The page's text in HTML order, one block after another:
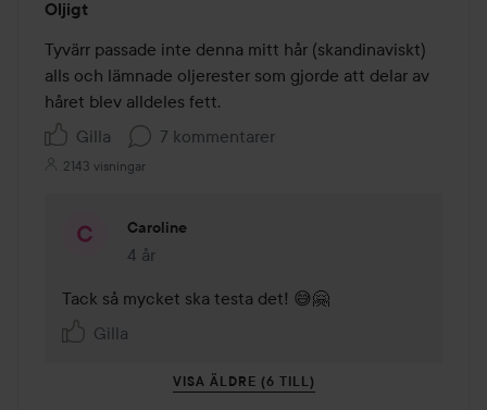
1
av
5
Oljigt
Tyvärr passade inte denna mitt hår (skandinaviskt)
alls och lämnade oljerester som gjorde att delar av
håret blev alldeles fett.
Gilla
7 kommentarer
2143 visningar
Caroline
4 år
Kommentaren lades 4 år
Tack så mycket ska testa det! 😅🤗
Gilla
VISA ÄLDRE (6 TILL)